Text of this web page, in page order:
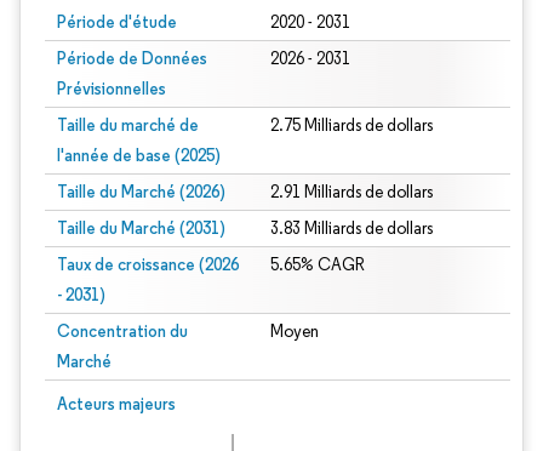
Période d'étude 2020 - 2031
Période de Données
Prévisionnelles
2026 - 2031
Taille du marché de
l'année de base (2025)
2.75 Milliards de dollars
Taille du Marché (2026) 2.91 Milliards de dollars
Taille du Marché (2031) 3.83 Milliards de dollars
Taux de croissance (2026
- 2031)
5.65% CAGR
Concentration du
Marché
Moyen
Acteurs majeurs
Image © Mordor Intelligence. La réutilisation nécessite une attribution sous CC